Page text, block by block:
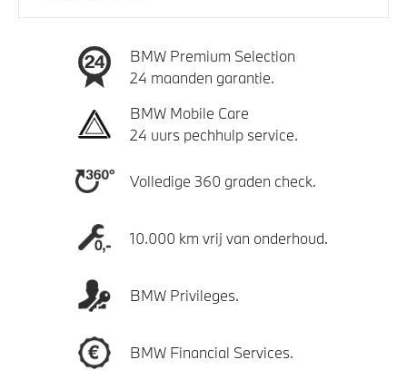
BMW Premium Selection
24 maanden garantie.
BMW Mobile Care
24 uurs pechhulp service.
Volledige 360 graden check.
10.000 km vrij van onderhoud.
BMW Privileges.
BMW Financial Services.